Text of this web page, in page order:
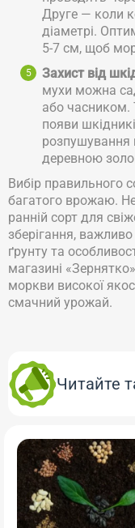
Друге — коли
діаметрі.
5-7 см, щоб
Захист від
мухи можна
або часником.
появи
розпушування
деревною
Вибір правильного
багатого врожаю.
ранній сорт для
зберігання,
ґрунту та
магазині
моркви високої
смачний урожай.
Читайте